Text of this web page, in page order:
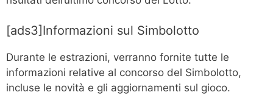
[ads3]Informazioni sul Simbolotto
Durante le estrazioni, verranno fornite tutte le
informazioni relative al concorso del Simbolotto,
incluse le novità e gli aggiornamenti sul gioco.